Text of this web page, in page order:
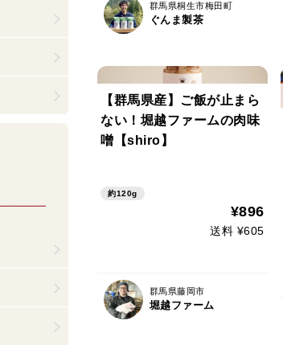
群馬県桐生市梅田町
ぐんま製茶
【群馬県産】ご飯が止まら
ない！堀越ファームの肉味
噌【shiro】
約120g
¥896
送料 ¥605
群馬県藤岡市
堀越ファーム